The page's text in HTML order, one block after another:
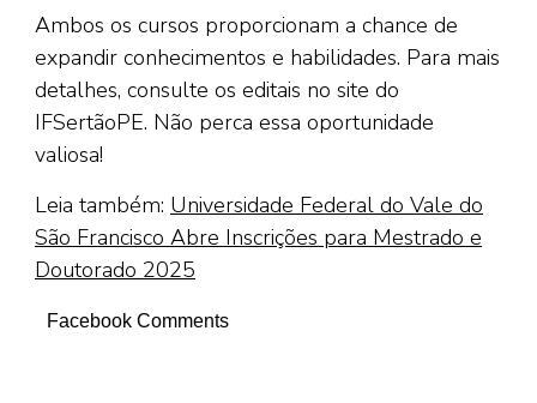
Ambos os cursos proporcionam a chance de
expandir conhecimentos e habilidades. Para mais
detalhes, consulte os editais no site do
IFSertãoPE. Não perca essa oportunidade
valiosa!
Leia também: Universidade Federal do Vale do
São Francisco Abre Inscrições para Mestrado e
Doutorado 2025
Facebook Comments